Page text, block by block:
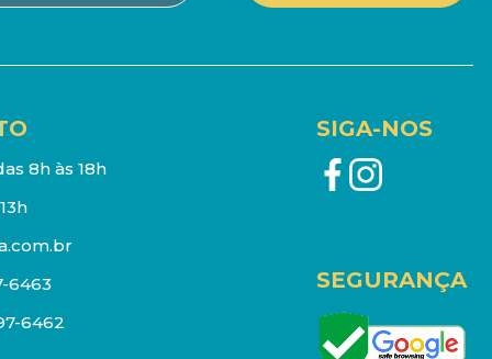
8h às 18h
6463
6462
SIGA-NOS
SEGURANÇA